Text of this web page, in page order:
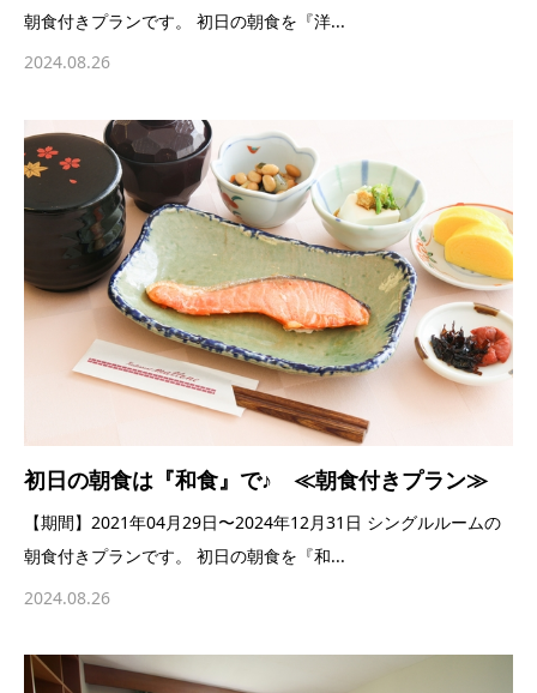
朝食付きプランです。 初日の朝食を『洋...
2024.08.26
初日の朝食は『和食』で♪ ≪朝食付きプラン≫
【期間】2021年04月29日〜2024年12月31日 シングルルームの
朝食付きプランです。 初日の朝食を『和...
2024.08.26